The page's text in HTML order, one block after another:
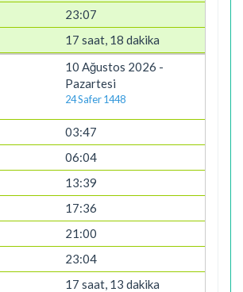
23:07
17 saat, 18 dakika
10 Ağustos 2026 -
Pazartesi
24 Safer 1448
03:47
06:04
13:39
17:36
21:00
23:04
17 saat, 13 dakika